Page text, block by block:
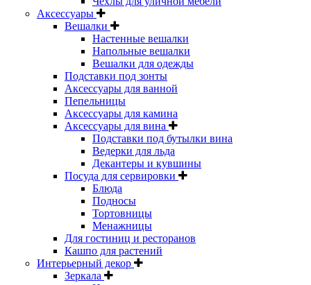
Аксессуары
Вешалки
Настенные вешалки
Напольные вешалки
Вешалки для одежды
Подставки под зонты
Аксессуары для ванной
Пепельницы
Аксессуары для камина
Аксессуары для вина
Подставки под бутылки вина
Ведерки для льда
Декантеры и кувшины
Посуда для сервировки
Блюда
Подносы
Тортовницы
Менажницы
Для гостиниц и ресторанов
Кашпо для растений
Интерьерный декор
Зеркала